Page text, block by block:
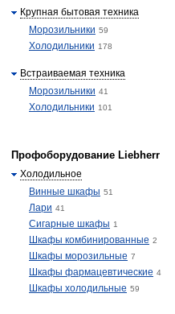
Крупная бытовая техника
Морозильники 59
Холодильники 178
Встраиваемая техника
Морозильники 41
Холодильники 101
Профоборудование Liebherr
Холодильное
Винные шкафы 51
Лари 41
Сигарные шкафы 1
Шкафы комбинированные 2
Шкафы морозильные 7
Шкафы фармацевтические 4
Шкафы холодильные 59